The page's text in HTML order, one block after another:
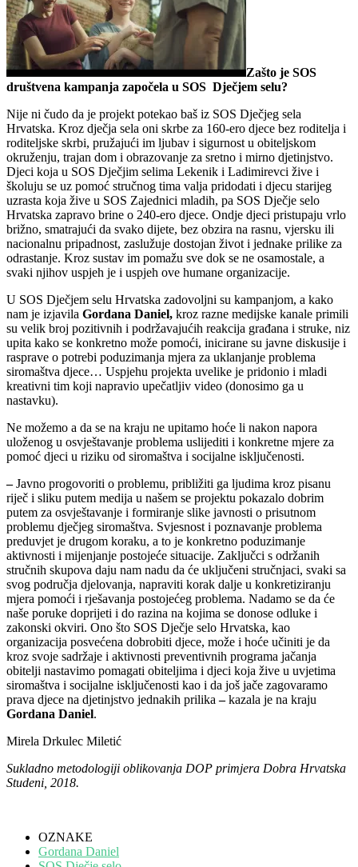
Zašto je SOS
društvena kampanja započela u SOS Dječjem selu?
Nije ni čudo da je projekt potekao baš iz SOS Dječjeg sela
Hrvatska. Kroz dječja sela oni skrbe za 160-ero djece bez roditelja i
roditeljske skrbi, pružajući im ljubav i sigurnost u obiteljskom
okruženju, trajan dom i obrazovanje za sretno i mirno djetinjstvo.
Djeci koja u SOS Dječjim selima Lekenik i Ladimirevci žive i
školuju se uz pomoć stručnog tima valja pridodati i djecu starijeg
uzrasta koja žive u SOS Zajednici mladih, pa SOS Dječje selo
Hrvatska zapravo brine o 240-ero djece. Ondje djeci pristupaju vrlo
brižno, smatrajući da svako dijete, bez obzira na rasnu, vjersku ili
nacionalnu pripadnost, zaslužuje dostojan život i jednake prilike za
odrastanje. Kroz sustav im pomažu sve dok se ne osamostale, a
svaki njihov uspjeh je i uspjeh ove humane organizacije.
U SOS Dječjem selu Hrvatska zadovoljni su kampanjom, a kako
nam je izjavila Gordana Daniel, kroz razne medijske kanale primili
su velik broj pozitivnih i podržavajućih reakcija građana i struke, niz
upita kako se konkretno može pomoći, inicirane su javne diskusije i
rasprave o potrebi poduzimanja mjera za uklanjanje problema
siromaštva djece… Uspjehu projekta uvelike je pridonio i mladi
kreativni tim koji napravio upečatljiv video (donosimo ga u
nastavku).
Ne možemo a da se na kraju ne upitamo hoće li nakon napora
uloženog u osvještavanje problema uslijediti i konkretne mjere za
pomoć djeci u riziku od siromaštva i socijalne isključenosti.
–Javno progovoriti o problemu, približiti ga ljudima kroz pisanu
riječ i sliku putem medija u našem se projektu pokazalo dobrim
putem za osvještavanje i formiranje slike javnosti o prisutnom
problemu dječjeg siromaštva. Svjesnost i poznavanje problema
preduvjet je drugom koraku, a to je konkretno poduzimanje
aktivnosti i mijenjanje postojeće situacije. Zaključci s održanih
stručnih skupova daju nam nadu da će uključeni stručnjaci, svaki sa
svog područja djelovanja, napraviti korak dalje u konkretiziranju
mjera pomoći i rješavanja postojećeg problema. Nadamo se da će
naše poruke doprijeti i do razina na kojima se donose odluke i
zakonski okviri. Ono što SOS Dječje selo Hrvatska, kao
organizacija posvećena dobrobiti djece, može i hoće učiniti je da
kroz svoje sadržaje i aktivnosti preventivnih programa jačanja
obitelji nastavimo pomagati obiteljima i djeci koja žive u uvjetima
siromaštva i socijalne isključenosti kao i da još jače zagovaramo
prava djece na djetinjstvo jednakih prilika–kazala je na kraju
Gordana Daniel.
Mirela Drkulec Miletić
Sukladno metodologiji oblikovanja DOP primjera Dobra Hrvatska
Studeni, 2018.
OZNAKE
Gordana Daniel